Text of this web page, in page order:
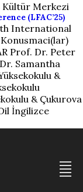
Kültür Merkezi
(LFAC’25)
International
Prof. Dr. Peter
Samantha
&
& Çukurova
İngilizce